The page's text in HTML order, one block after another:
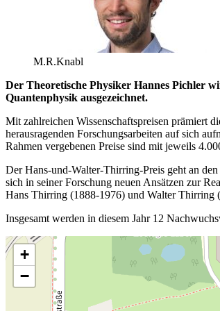
M.R.Knabl
Der Theoretische Physiker Hannes Pichler
Quantenphysik ausgezeichnet.
Mit zahlreichen Wissenschaftspreisen prämiert
herausragenden Forschungsarbeiten auf sich
Rahmen vergebenen Preise sind mit jeweils
Der Hans-und-Walter-Thirring-Preis geht an
sich in seiner Forschung neuen Ansätzen zur
Hans Thirring (1888-1976) und Walter Thirring
Insgesamt werden in diesem Jahr 12
+
−